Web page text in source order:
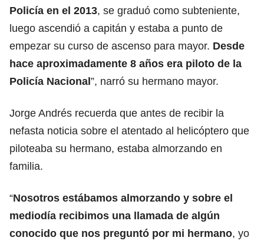
Policía en el 2013, se graduó como subteniente,
luego ascendió a capitán y estaba a punto de
empezar su curso de ascenso para mayor. Desde
hace aproximadamente 8 años era piloto de la
Policía Nacional”, narró su hermano mayor.
Jorge Andrés recuerda que antes de recibir la
nefasta noticia sobre el atentado al helicóptero que
piloteaba su hermano, estaba almorzando en
familia.
“Nosotros estábamos almorzando y sobre el
mediodía recibimos una llamada de algún
conocido que nos preguntó por mi hermano, yo